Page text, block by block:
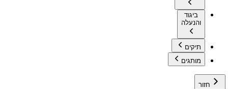
ביגוד
והנעלה
תיקים
מותגים
חזור